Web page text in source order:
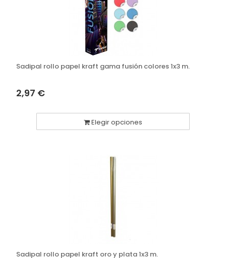
Sadipal rollo papel kraft gama fusión colores 1x3 m.
2,97 €
Elegir opciones
Sadipal rollo papel kraft oro y plata 1x3 m.